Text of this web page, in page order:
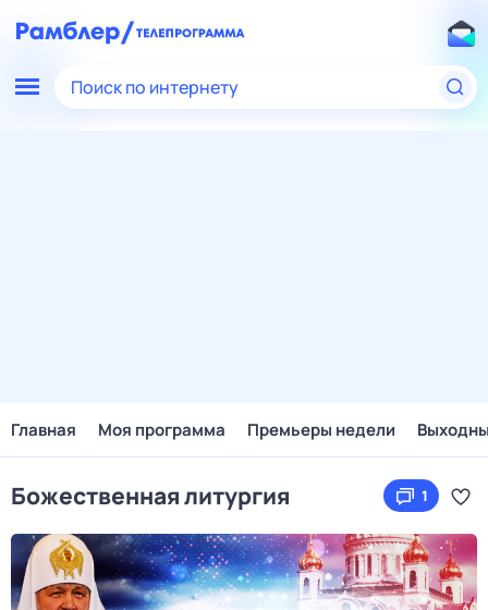
Поиск по интернету
Главная Моя программа Премьеры недели
Божественная литургия 1